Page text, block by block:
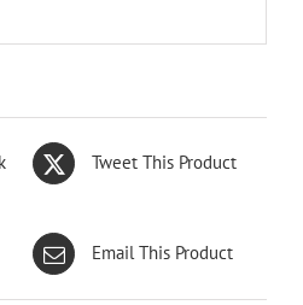
Tweet This Product
Email This Product